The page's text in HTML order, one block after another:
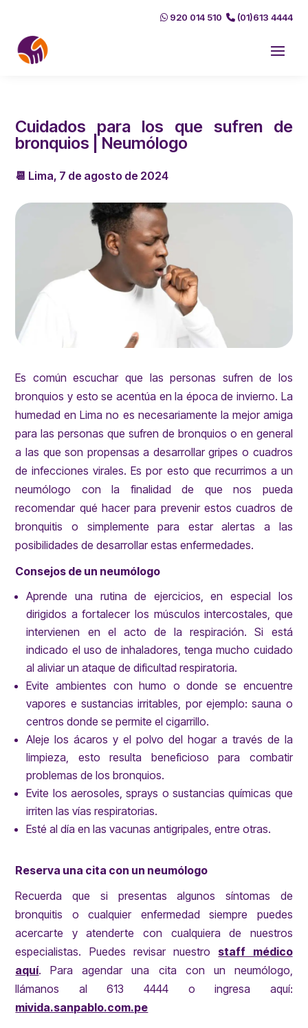
920 014 510 (01)613 4444
Cuidados para los que sufren de
bronquios | Neumólogo
📆 Lima, 7 de agosto de 2024
Es común escuchar que las personas sufren de los
bronquios y esto se acentúa en la época de invierno. La
humedad en Lima no es necesariamente la mejor amiga
para las personas que sufren de bronquios o en general
a las que son propensas a desarrollar gripes o cuadros
de infecciones virales. Es por esto que recurrimos a un
neumólogo con la finalidad de que nos pueda
recomendar qué hacer para prevenir estos cuadros de
bronquitis o simplemente para estar alertas a las
posibilidades de desarrollar estas enfermedades.
Consejos de un neumólogo
Aprende una rutina de ejercicios, en especial los
dirigidos a fortalecer los músculos intercostales, que
intervienen en el acto de la respiración. Si está
indicado el uso de inhaladores, tenga mucho cuidado
al aliviar un ataque de dificultad respiratoria.
Evite ambientes con humo o donde se encuentre
vapores e sustancias irritables, por ejemplo: sauna o
centros donde se permite el cigarrillo.
Aleje los ácaros y el polvo del hogar a través de la
limpieza, esto resulta beneficioso para combatir
problemas de los bronquios.
Evite los aerosoles, sprays o sustancias químicas que
irriten las vías respiratorias.
Esté al día en las vacunas antigripales, entre otras.
Reserva una cita con un neumólogo
Recuerda que si presentas algunos síntomas de
bronquitis o cualquier enfermedad siempre puedes
acercarte y atenderte con cualquiera de nuestros
especialistas. Puedes revisar nuestro staff médico
aquí. Para agendar una cita con un neumólogo,
llámanos al 613 4444 o ingresa aquí:
mivida.sanpablo.com.pe